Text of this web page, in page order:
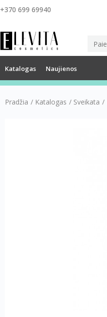
+370 699 69940
Katalogas Naujienos
Pradžia / Katalogas / Sveikata /